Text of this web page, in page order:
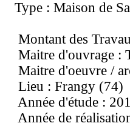
Type : Maison de
Montant des
Maitre d'ouvrage :
Maitre d'oeuvre /
Lieu : Frangy (74)
Année d'étude :
Année de